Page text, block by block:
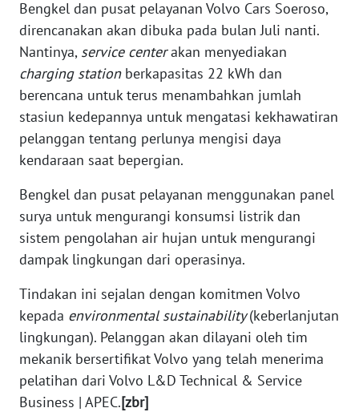
Bengkel dan pusat pelayanan Volvo Cars Soeroso,
direncanakan akan dibuka pada bulan Juli nanti.
Nantinya, service centerakan menyediakan
charging station berkapasitas 22 kWh dan
berencana untuk terus menambahkan jumlah
stasiun kedepannya untuk mengatasi kekhawatiran
pelanggan tentang perlunya mengisi daya
kendaraan saat bepergian.
Bengkel dan pusat pelayanan menggunakan panel
surya untuk mengurangi konsumsi listrik dan
sistem pengolahan air hujan untuk mengurangi
dampak lingkungan dari operasinya.
Tindakan ini sejalan dengan komitmen Volvo
kepada environmental sustainability(keberlanjutan
lingkungan). Pelanggan akan dilayani oleh tim
mekanik bersertifikat Volvo yang telah menerima
pelatihan dari Volvo L&D Technical & Service
Business | APEC.[zbr]
WN
NTT
WN
KEPRI
PAPUA
WN
PAPUA
WN
RIAU
WN
SERAMBI